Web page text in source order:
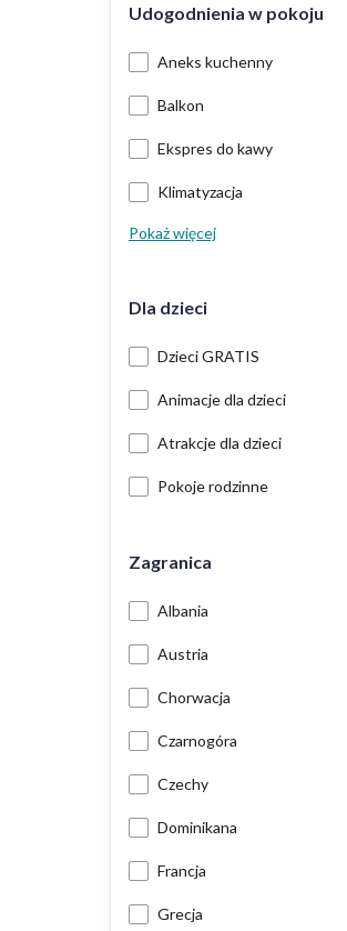
Udogodnienia w pokoju
Aneks kuchenny
Balkon
Ekspres do kawy
Klimatyzacja
Pokaż więcej
Dla dzieci
Dzieci GRATIS
Animacje dla dzieci
Atrakcje dla dzieci
Pokoje rodzinne
Zagranica
Albania
Austria
Chorwacja
Czarnogóra
Czechy
Dominikana
Francja
Grecja